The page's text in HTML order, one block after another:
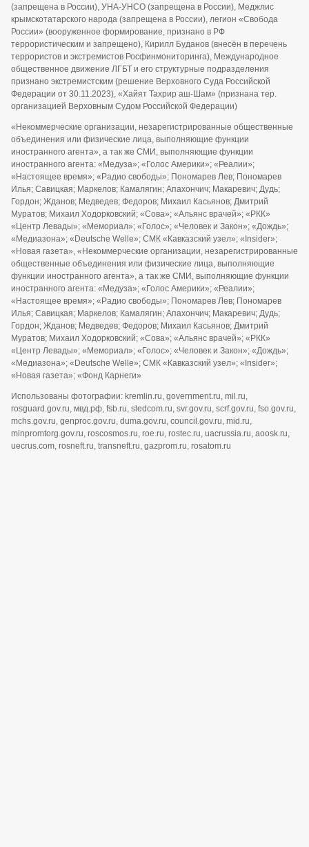
(запрещена в России), УНА-УНСО (запрещена в России), Меджлис
крымскотатарского народа (запрещена в России), легион «Свобода
России» (вооруженное формирование, признано в РФ
террористическим и запрещено), Кирилл Буданов (внесён в перечень
террористов и экстремистов Росфинмониторинга), Международное
общественное движение ЛГБТ и его структурные подразделения
признано экстремистским (решение Верховного Суда Российской
Федерации от 30.11.2023), «Хайят Тахрир аш-Шам» (признана тер.
организацией Верховным Судом Российской Федерации)
«Некоммерческие организации, незарегистрированные общественные
объединения или физические лица, выполняющие функции
иностранного агента», а так же СМИ, выполняющие функции
иностранного агента: «Медуза»; «Голос Америки»; «Реалии»;
«Настоящее время»; «Радио свободы»; Пономарев Лев; Пономарев
Илья; Савицкая; Маркелов; Камалягин; Апахончич; Макаревич; Дудь;
Гордон; Жданов; Медведев; Федоров; Михаил Касьянов; Дмитрий
Муратов; Михаил Ходорковский; «Сова»; «Альянс врачей»; «РКК»
«Центр Левады»; «Мемориал»; «Голос»; «Человек и Закон»; «Дождь»;
«Медиазона»; «Deutsche Welle»; СМК «Кавказский узел»; «Insider»;
«Новая газета», «Некоммерческие организации, незарегистрированные
общественные объединения или физические лица, выполняющие
функции иностранного агента», а так же СМИ, выполняющие функции
иностранного агента: «Медуза»; «Голос Америки»; «Реалии»;
«Настоящее время»; «Радио свободы»; Пономарев Лев; Пономарев
Илья; Савицкая; Маркелов; Камалягин; Апахончич; Макаревич; Дудь;
Гордон; Жданов; Медведев; Федоров; Михаил Касьянов; Дмитрий
Муратов; Михаил Ходорковский; «Сова»; «Альянс врачей»; «РКК»
«Центр Левады»; «Мемориал»; «Голос»; «Человек и Закон»; «Дождь»;
«Медиазона»; «Deutsche Welle»; СМК «Кавказский узел»; «Insider»;
«Новая газета»; «Фонд Карнеги»
Использованы фотографии: kremlin.ru, government.ru, mil.ru,
rosguard.gov.ru, мвд.рф, fsb.ru, sledcom.ru, svr.gov.ru, scrf.gov.ru, fso.gov.ru,
mchs.gov.ru, genproc.gov.ru, duma.gov.ru, council.gov.ru, mid.ru,
minpromtorg.gov.ru, roscosmos.ru, roe.ru, rostec.ru, uacrussia.ru, aoosk.ru,
uecrus.com, rosneft.ru, transneft.ru, gazprom.ru, rosatom.ru